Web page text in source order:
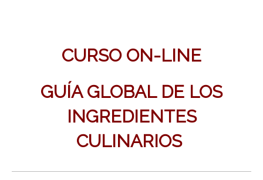
CURSO ON-LINE
GUÍA GLOBAL DE LOS
INGREDIENTES
CULINARIOS